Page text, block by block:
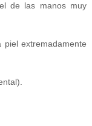
de las manos muy
extremadamente